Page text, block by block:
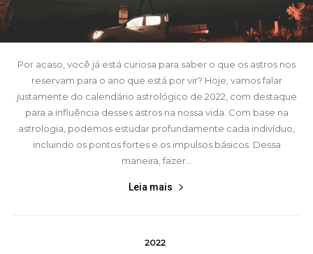
Por acaso, você já está curiosa para saber o que os astros nos
reservam para o ano que está por vir? Hoje, vamos falar
justamente do calendário astrológico de 2022, com destaque
para a influência desses astros na nossa vida. Com base na
astrologia, podemos estudar profundamente cada indivíduo,
incluindo os pontos fortes e os impulsos básicos. Dessa
maneira, fazer...
Leia mais
2022